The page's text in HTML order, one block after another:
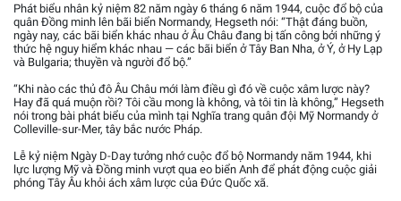
Phát biểu nhân kỷ niệm 82 năm ngày 6 tháng 6 năm 1944, cuộc đổ bộ của
quân Đồng minh lên bãi biển Normandy, Hegseth nói: “Thật đáng buồn,
ngày nay, các bãi biển khác nhau ở Âu Châu đang bị tấn công bởi những ý
thức hệ nguy hiểm khác nhau — các bãi biển ở Tây Ban Nha, ở Ý, ở Hy Lạp
và Bulgaria; thuyền và người đổ bộ.”
“Khi nào các thủ đô Âu Châu mới làm điều gì đó về cuộc xâm lược này?
Hay đã quá muộn rồi? Tôi cầu mong là không, và tôi tin là không,” Hegseth
nói trong bài phát biểu của mình tại Nghĩa trang quân đội Mỹ Normandy ở
Colleville-sur-Mer, tây bắc nước Pháp.
Lễ kỷ niệm Ngày D-Day tưởng nhớ cuộc đổ bộ Normandy năm 1944, khi
lực lượng Mỹ và Đồng minh vượt qua eo biển Anh để phát động cuộc giải
phóng Tây Âu khỏi ách xâm lược của Đức Quốc xã.